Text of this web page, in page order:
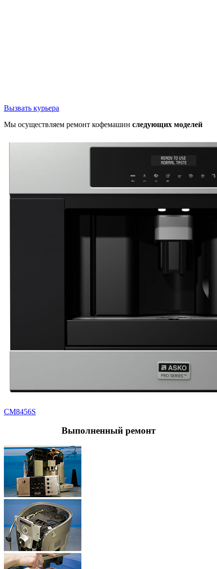
Вызвать курьера
Мы осуществляем ремонт кофемашин следующих моделей
CM8456S
Выполненный ремонт